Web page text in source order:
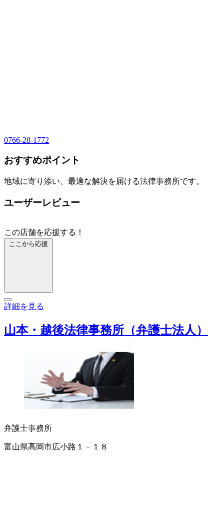
0766-28-1772
おすすめポイント
地域に寄り添い、最適な解決を届ける法律事務所です。
ユーザーレビュー
この店舗を応援する！
ここから応援
詳細を見る
山本・越後法律事務所（弁護士法人）
弁護士事務所
富山県高岡市広小路１－１８